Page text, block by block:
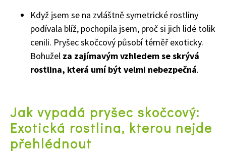
Když jsem se na zvláštně symetrické rostliny
podívala blíž, pochopila jsem, proč si jich lidé tolik
cenili. Pryšec skočcový působí téměř exoticky.
Bohužel za zajímavým vzhledem se skrývá
rostlina, která umí být velmi nebezpečná.
Jak vypadá pryšec skočcový:
Exotická rostlina, kterou nejde
přehlédnout